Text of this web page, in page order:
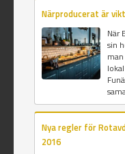
Närproducerat är
När
sin
Nya regler för
2016